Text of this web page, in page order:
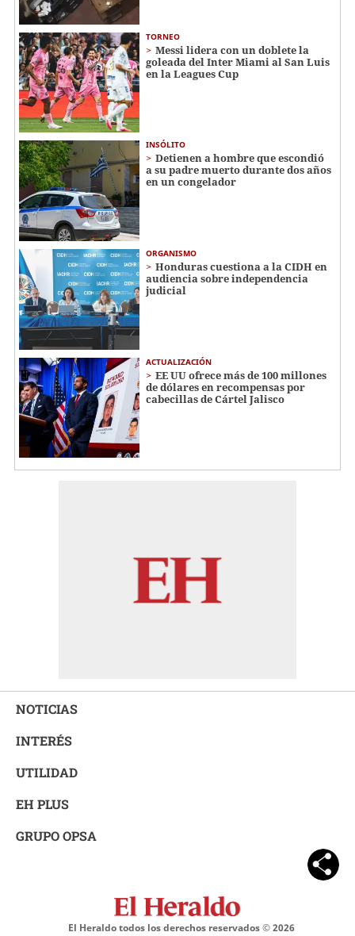
TORNEO
Messi lidera con un doblete la
goleada del Inter Miami al San Luis
en la Leagues Cup
INSÓLITO
Detienen a hombre que escondió
a su padre muerto durante dos años
en un congelador
ORGANISMO
Honduras cuestiona a la CIDH en
audiencia sobre independencia
judicial
ACTUALIZACIÓN
EE UU ofrece más de 100 millones
de dólares en recompensas por
cabecillas de Cártel Jalisco
NOTICIAS
INTERÉS
UTILIDAD
EH PLUS
GRUPO OPSA
El Heraldo todos los derechos reservados ©2026